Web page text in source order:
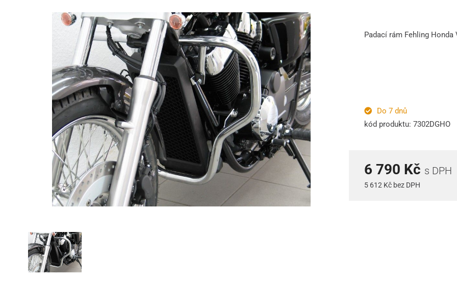
Padací rám Fehling Honda
Do 7 dnů
kód produktu: 7302DGHO
6 790 Kč s DPH
5 612 Kč bez DPH